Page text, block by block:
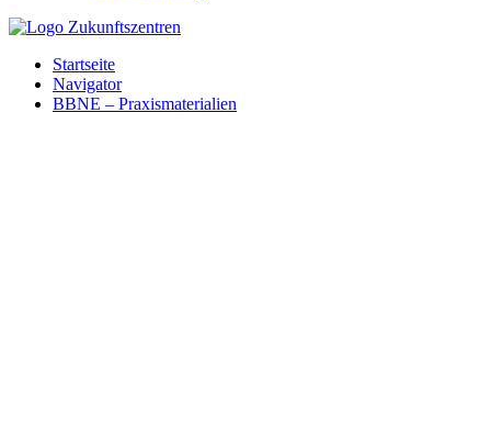
Startseite
Navigator
BBNE – Praxismaterialien